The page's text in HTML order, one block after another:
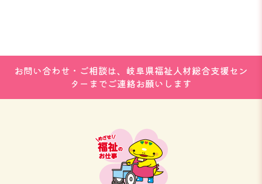
お問い合わせ・ご相談は、岐阜県福祉人材総合支援セン
ターまでご連絡お願いします